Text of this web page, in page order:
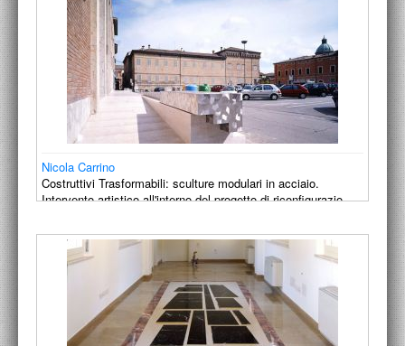
Nicola Carrino
Costruttivi Trasformabili: sculture modulari in acciaio.
Intervento artistico all'interno del progetto di riconfigurazio…